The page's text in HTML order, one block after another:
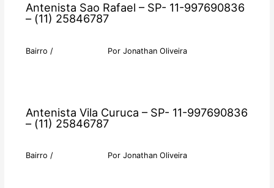
Antenista Sao Rafael – SP- 11-997690836
– (11) 25846787
Bairro / Por Jonathan Oliveira
Antenista Vila Curuca – SP- 11-997690836
– (11) 25846787
Bairro / Por Jonathan Oliveira